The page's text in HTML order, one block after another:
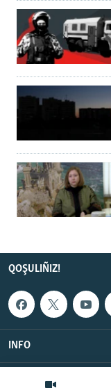
QOŞULIÑIZ!
INFO